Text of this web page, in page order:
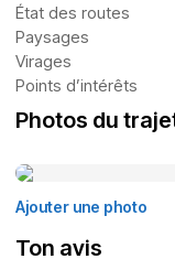
État des routes
Paysages
Virages
Points d’intérêts
Photos du
Ajouter une photo
Ton avis